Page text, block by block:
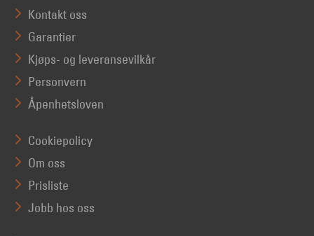
Kontakt oss
Garantier
Kjøps- og leveransevilkår
Personvern
Åpenhetsloven
Cookiepolicy
Om oss
Prisliste
Jobb hos oss